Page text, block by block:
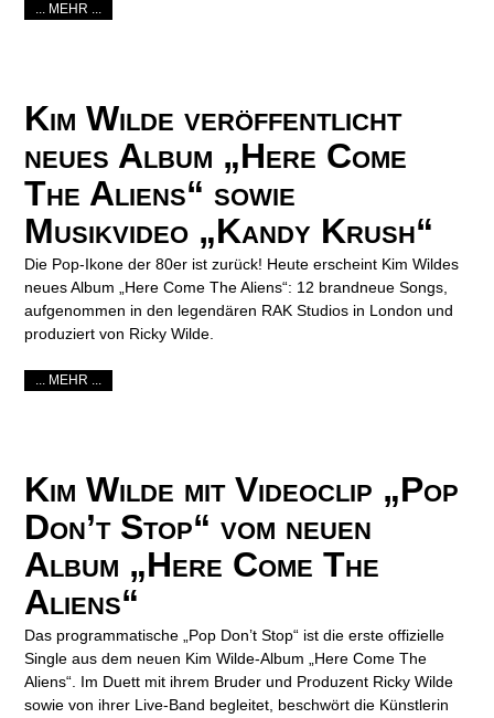
... MEHR ...
Kim Wilde veröffentlicht
neues Album „Here Come
The Aliens“ sowie
Musikvideo „Kandy Krush“
Die Pop-Ikone der 80er ist zurück! Heute erscheint Kim Wildes
neues Album „Here Come The Aliens“: 12 brandneue Songs,
aufgenommen in den legendären RAK Studios in London und
produziert von Ricky Wilde.
... MEHR ...
Kim Wilde mit Videoclip „Pop
Don’t Stop“ vom neuen
Album „Here Come The
Aliens“
Das programmatische „Pop Don’t Stop“ ist die erste offizielle
Single aus dem neuen Kim Wilde-Album „Here Come The
Aliens“. Im Duett mit ihrem Bruder und Produzent Ricky Wilde
sowie von ihrer Live-Band begleitet, beschwört die Künstlerin